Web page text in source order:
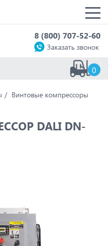
8 (800) 707-52-60
Заказать звонок
0
Винтовые компрессоры
DALI DN-